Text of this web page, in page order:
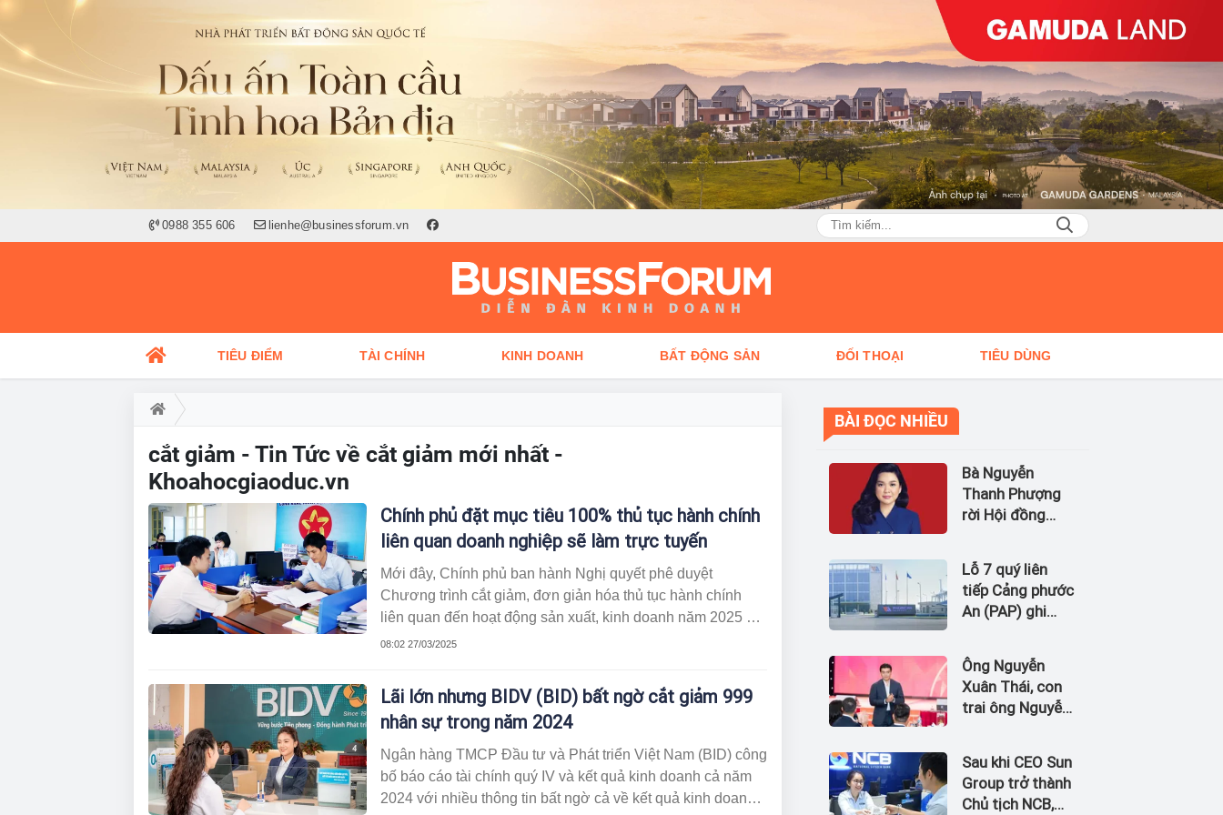
0988 355 606 lienhe@businessforum.vn
TIÊU ĐIỂM TÀI CHÍNH KINH DOANH BẤT ĐỘNG SẢN ĐỐI THOẠI TIÊU DÙNG
cắt giảm - Tin Tức về cắt giảm mới nhất -
Khoahocgiaoduc.vn
Chính phủ đặt mục tiêu 100% thủ tục hành chính
liên quan doanh nghiệp sẽ làm trực tuyến
Mới đây, Chính phủ ban hành Nghị quyết phê duyệt
Chương trình cắt giảm, đơn giản hóa thủ tục hành chính
liên quan đến hoạt động sản xuất, kinh doanh năm 2025 và
2026. Đáng chú ý, Chính phủ đặt mục tiêu trong năm 2025,
08:02 27/03/2025
Lãi lớn nhưng BIDV (BID) bất ngờ cắt giảm 999
nhân sự trong năm 2024
Ngân hàng TMCP Đầu tư và Phát triển Việt Nam (BID) công
bố báo cáo tài chính quý IV và kết quả kinh doanh cả năm
2024 với nhiều thông tin bất ngờ cả về kết quả kinh doanh,
BÀI ĐỌC NHIỀU
Bà Nguyễn
Thanh Phượng
rời Hội đồng
hàng Bản Việt
(BVBank)
Lỗ 7 quý liên
tiếp Cảng phước
An (PAP) ghi
âm đến 1.674,5
tỷ đồng
Ông Nguyễn
Xuân Thái, con
trai ông Nguyễn
trị Chứng khoán
LPBank
Sau khi CEO Sun
Group trở thành
Chủ tịch NCB,